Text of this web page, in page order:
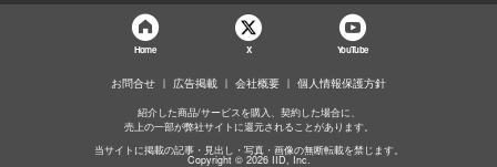
Home X YouTube
お問合せ 広告掲載 会社概要 個人情報保護方針
紹介した商品/サービスを購入、契約した場合に、
売上の一部が弊社サイトに還元されることがあります。
当サイトに掲載の記事・見出し・写真・画像の無断転載を禁じます。
Copyright © 2026 IID, Inc.